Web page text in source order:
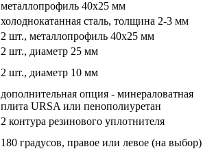
металлопрофиль 40x25 мм
холоднокатанная сталь, толщина 2-3 мм
2 шт., металлопрофиль 40х25 мм
2 шт., диаметр 25 мм
2 шт., диаметр 10 мм
дополнительная опция - минераловатная
плита URSA или пенополиуретан
2 контура резинового уплотнителя
180 градусов, правое или левое (на выбор)